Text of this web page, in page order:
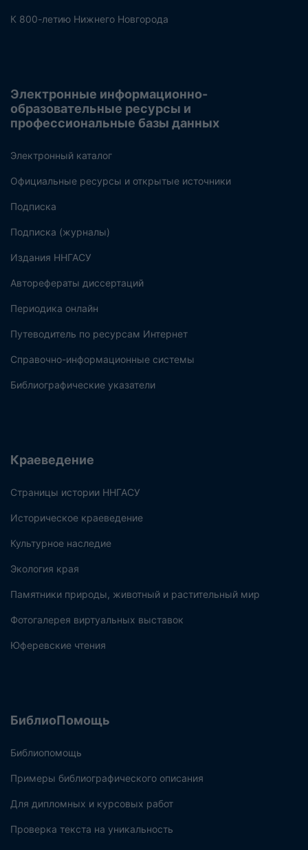
К 800-летию Нижнего Новгорода
Электронные информационно-
образовательные ресурсы и
профессиональные базы данных
Электронный каталог
Официальные ресурсы и открытые источники
Подписка
Подписка (журналы)
Издания ННГАСУ
Авторефераты диссертаций
Периодика онлайн
Путеводитель по ресурсам Интернет
Справочно-информационные системы
Библиографические указатели
Краеведение
Страницы истории ННГАСУ
Историческое краеведение
Культурное наследие
Экология края
Памятники природы, животный и растительный мир
Фотогалерея виртуальных выставок
Юферевские чтения
БиблиоПомощь
Библиопомощь
Примеры библиографического описания
Для дипломных и курсовых работ
Проверка текста на уникальность